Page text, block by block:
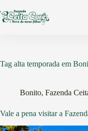
para
o
Tag alta temporada em
Bonito, Fazenda
Vale a pena visitar a